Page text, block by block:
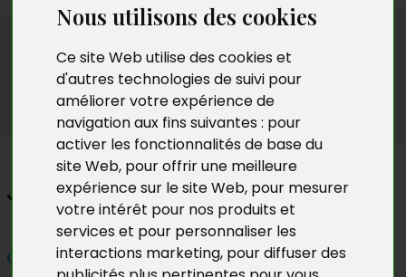
Nous utilisons des cookies
Ce site Web utilise des cookies et
d'autres technologies de suivi pour
améliorer votre expérience de
navigation aux fins suivantes : pour
activer les fonctionnalités de base du
site Web, pour offrir une meilleure
expérience sur le site Web, pour mesurer
votre intérêt pour nos produits et
services et pour personnaliser les
interactions marketing, pour diffuser des
Dédicaces
Jean-Pierre Moreau
dimanche 26 mars 2017